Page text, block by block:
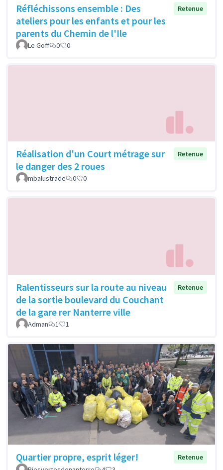
Réfléchissons ensemble : Des
ateliers pour les enfants et pour les
parents du Chemin de l'Ile
Retenue
Le Goff 0 0
Réalisation d'un Court métrage sur
le danger des 2 roues
Retenue
mbalustrade 0 0
Ralentisseurs sur la route au niveau
de la sortie boulevard du Couchant
de la gare rer Nanterre ville
Retenue
Adman 1 1
Quartier propre, esprit léger!
Retenue